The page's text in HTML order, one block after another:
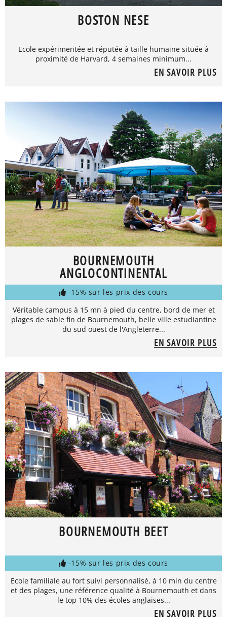
BOSTON NESE
Ecole expérimentée et réputée à taille humaine située à
proximité de Harvard, 4 semaines minimum...
EN SAVOIR PLUS
BOURNEMOUTH
ANGLOCONTINENTAL
-15% sur les prix des cours
Véritable campus à 15 mn à pied du centre, bord de mer et
plages de sable fin de Bournemouth, belle ville estudiantine
du sud ouest de l'Angleterre...
EN SAVOIR PLUS
BOURNEMOUTH BEET
-15% sur les prix des cours
Ecole familiale au fort suivi personnalisé, à 10 min du centre
et des plages, une référence qualité à Bournemouth et dans
le top 10% des écoles anglaises...
EN SAVOIR PLUS